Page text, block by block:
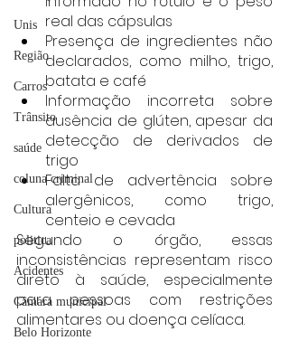
Unis
Região
Carros
Trânsito
saúde
coluna criminal
Cultura
politica
Acidentes
Câmara municipal
Belo Horizonte
real das cápsulas
Presença de ingredientes não
declarados, como milho, trigo,
batata e café
Informação incorreta sobre
ausência de glúten, apesar da
detecção de derivados de
trigo
Falta de advertência sobre
alergênicos, como trigo,
centeio e cevada
Segundo o órgão, essas
inconsistências representam risco
direto à saúde, especialmente
para pessoas com restrições
alimentares ou doença celíaca.